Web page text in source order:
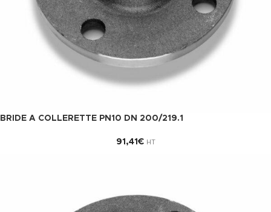
BRIDE A COLLERETTE PN10 DN 200/219.1
91,41 € HT